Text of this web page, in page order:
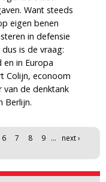
Want steeds
eigen benen
in defensie
is de vraag:
in Europa
Colijn, econoom
van de denktank
Berlijn.
6 7 8 9 …
next ›